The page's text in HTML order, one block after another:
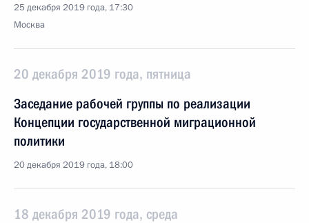
25 декабря 2019 года, 17:30
Москва
20 декабря 2019 года, пятница
Заседание рабочей группы по реализации
Концепции государственной миграционной
политики
20 декабря 2019 года, 18:00
18 декабря 2019 года, среда